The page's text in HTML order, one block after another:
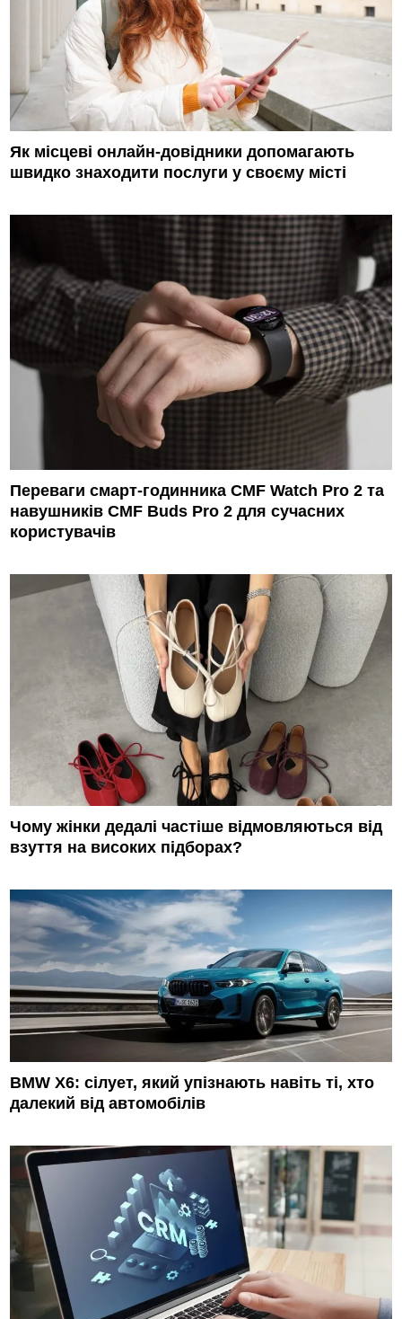
Як місцеві онлайн-довідники допомагають
швидко знаходити послуги у своєму місті
Переваги смарт-годинника CMF Watch Pro 2 та
навушників CMF Buds Pro 2 для сучасних
користувачів
Чому жінки дедалі частіше відмовляються від
взуття на високих підборах?
BMW X6: сілует, який упізнають навіть ті, хто
далекий від автомобілів